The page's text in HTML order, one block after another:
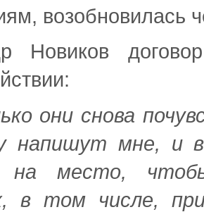
возобновилась
Новиков
они снова
напишут мне, и
на место,
в том числе,